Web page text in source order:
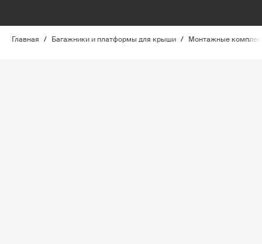
Главная / Багажники и платформы для крыши / Монтажные